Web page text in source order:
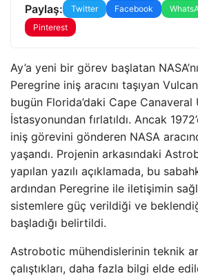
Paylaş: Twitter Facebook
Pinterest
Ay’a yeni bir görev başlatan
Peregrine iniş aracını taşıyan
bugün Florida’daki Cape Canaveral
İstasyonundan fırlatıldı. Ancak
iniş görevini gönderen NASA
yaşandı. Projenin arkasındaki
yapılan yazılı açıklamada, bu
ardından Peregrine ile iletişimin
sistemlere güç verildiği ve
başladığı belirtildi.
Astrobotic mühendislerinin teknik
çalıştıkları, daha fazla bilgi elde